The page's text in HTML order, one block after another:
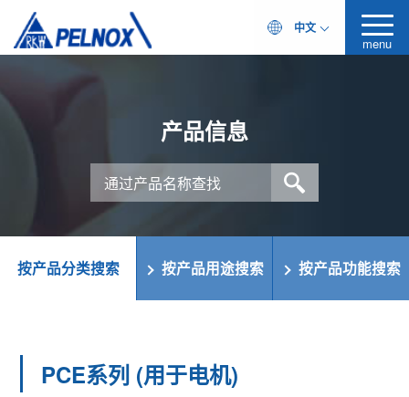
中文
menu
产品信息
按产品分类搜索 按产品用途搜索 按产品功能搜索
PCE系列 (用于电机)